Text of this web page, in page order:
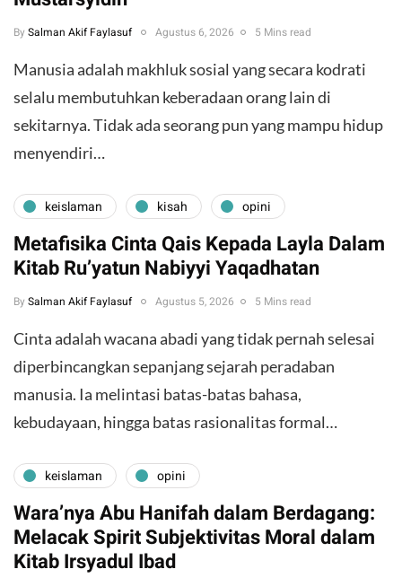
By Salman Akif Faylasuf Agustus 6, 2026 5 Mins read
Manusia adalah makhluk sosial yang secara kodrati
selalu membutuhkan keberadaan orang lain di
sekitarnya. Tidak ada seorang pun yang mampu hidup
menyendiri…
keislaman kisah opini
Metafisika Cinta Qais Kepada Layla Dalam
Kitab Ru’yatun Nabiyyi Yaqadhatan
By Salman Akif Faylasuf Agustus 5, 2026 5 Mins read
Cinta adalah wacana abadi yang tidak pernah selesai
diperbincangkan sepanjang sejarah peradaban
manusia. Ia melintasi batas-batas bahasa,
kebudayaan, hingga batas rasionalitas formal…
keislaman opini
Wara’nya Abu Hanifah dalam Berdagang:
Melacak Spirit Subjektivitas Moral dalam
Kitab Irsyadul Ibad